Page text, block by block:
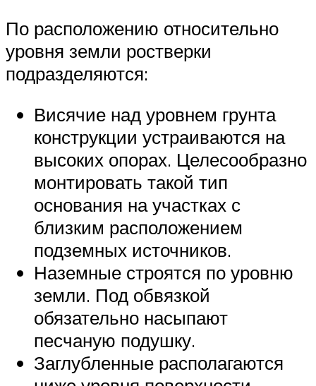
По расположению относительно
уровня земли ростверки
подразделяются:
Висячие над уровнем грунта
конструкции устраиваются на
высоких опорах. Целесообразно
монтировать такой тип
основания на участках с
близким расположением
подземных источников.
Наземные строятся по уровню
земли. Под обвязкой
обязательно насыпают
песчаную подушку.
Заглубленные располагаются